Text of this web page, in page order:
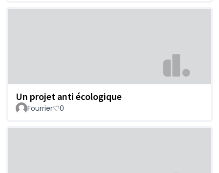
Un projet anti écologique
Fourrier 0